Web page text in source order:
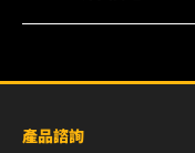
產品諮詢